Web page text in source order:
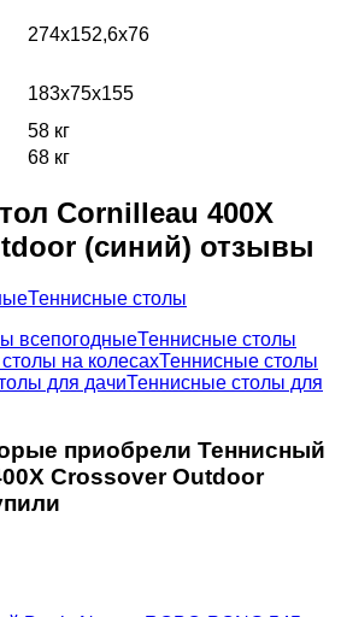
274х152,6х76
183х75х155
58 кг
68 кг
Cornilleau 400X
(синий) отзывы
Теннисные столы
всепогодныеТеннисные столы
на колесахТеннисные столы
для дачиТеннисные столы для
приобрели Теннисный
Crossover Outdoor